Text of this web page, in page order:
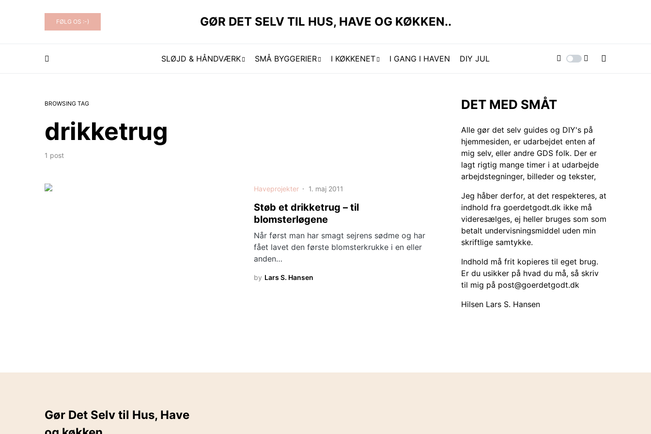
OG KØKKEN..
FØLG OS :-) GØR DET SELV TIL HUS, HAVE OG KØKKEN..
SLØJD & HÅNDVÆRK SMÅ BYGGERIER I KØKKENET I GANG I HAVEN DIY JUL
BROWSING TAG
drikketrug
1 post
Haveprojekter 1. maj 2011
Støb et drikketrug – til
blomsterløgene
Når først man har smagt sejrens sødme og har
fået lavet den første blomsterkrukke i en eller
anden…
by Lars S. Hansen
DET MED SMÅT
Alle gør det selv guides og DIY's på
hjemmesiden, er udarbejdet enten af
mig selv, eller andre GDS folk. Der er
lagt rigtig mange timer i at udarbejde
arbejdstegninger, billeder og tekster,
Jeg håber derfor, at det respekteres, at
indhold fra goerdetgodt.dk ikke må
videresælges, ej heller bruges som som
betalt undervisningsmiddel uden min
skriftlige samtykke.
Indhold må frit kopieres til eget brug.
Er du usikker på hvad du må, så skriv
til mig på post@goerdetgodt.dk
Hilsen Lars S. Hansen
Gør Det Selv til Hus, Have